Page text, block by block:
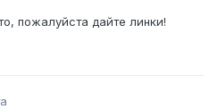
пожалуйста дайте линки!